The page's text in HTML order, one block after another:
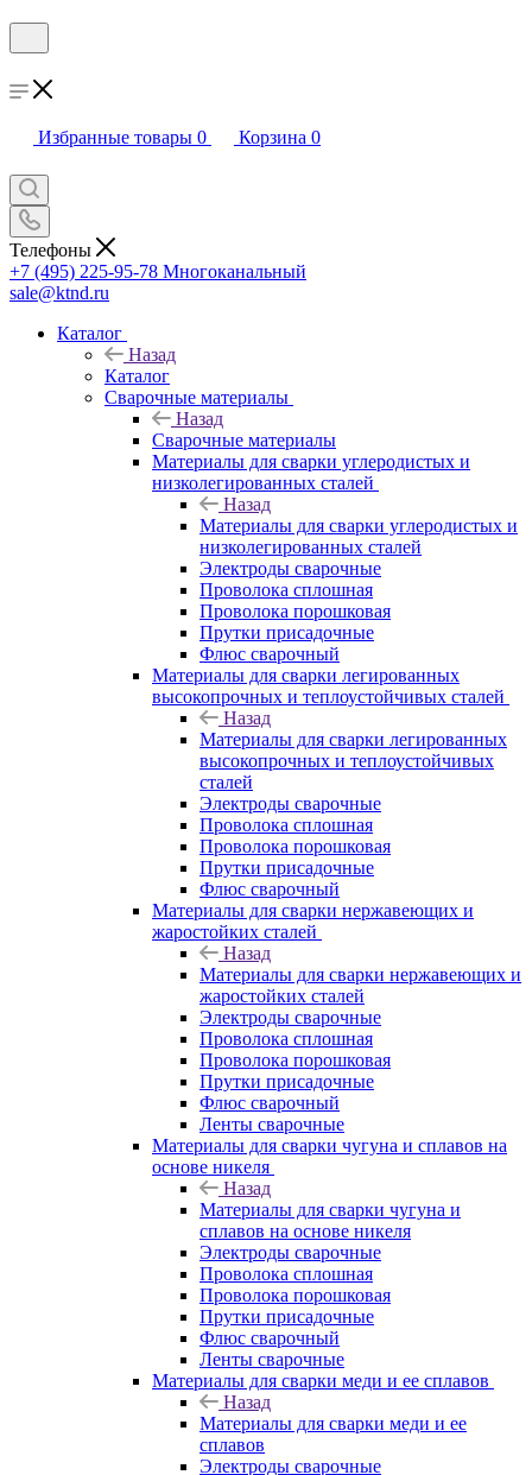
Избранные товары 0 Корзина 0
Телефоны
+7 (495) 225-95-78 Многоканальный
sale@ktnd.ru
Каталог
Назад
Каталог
Сварочные материалы
Назад
Сварочные материалы
Материалы для сварки углеродистых и
низколегированных сталей
Назад
Материалы для сварки углеродистых и
низколегированных сталей
Электроды сварочные
Проволока сплошная
Проволока порошковая
Прутки присадочные
Флюс сварочный
Материалы для сварки легированных
высокопрочных и теплоустойчивых сталей
Назад
Материалы для сварки легированных
высокопрочных и теплоустойчивых
сталей
Электроды сварочные
Проволока сплошная
Проволока порошковая
Прутки присадочные
Флюс сварочный
Материалы для сварки нержавеющих и
жаростойких сталей
Назад
Материалы для сварки нержавеющих и
жаростойких сталей
Электроды сварочные
Проволока сплошная
Проволока порошковая
Прутки присадочные
Флюс сварочный
Ленты сварочные
Материалы для сварки чугуна и сплавов на
основе никеля
Назад
Материалы для сварки чугуна и
сплавов на основе никеля
Электроды сварочные
Проволока сплошная
Проволока порошковая
Прутки присадочные
Флюс сварочный
Ленты сварочные
Материалы для сварки меди и ее сплавов
Назад
Материалы для сварки меди и ее
сплавов
Электроды сварочные